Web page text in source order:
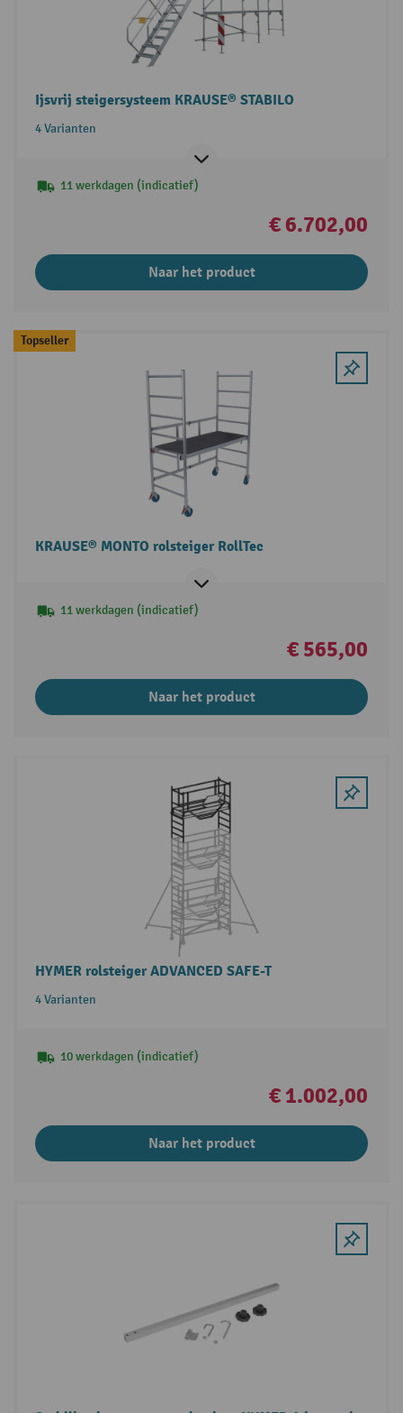
Ijsvrij steigersysteem KRAUSE® STABILO
4 Varianten
11 werkdagen (indicatief)
€ 6.702,00
Naar het product
Topseller
KRAUSE® MONTO rolsteiger RollTec
11 werkdagen (indicatief)
€ 565,00
Naar het product
HYMER rolsteiger ADVANCED SAFE-T
4 Varianten
10 werkdagen (indicatief)
€ 1.002,00
Naar het product